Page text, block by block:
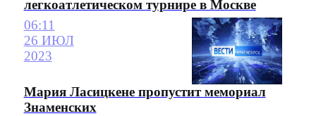
легкоатлетическом турнире в Москве
06:11
26 ИЮЛ
2023
Мария Ласицкене пропустит мемориал
Знаменских